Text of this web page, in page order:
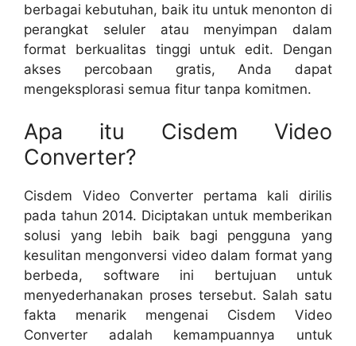
berbagai kebutuhan, baik itu untuk menonton di
perangkat seluler atau menyimpan dalam
format berkualitas tinggi untuk edit. Dengan
akses percobaan gratis, Anda dapat
mengeksplorasi semua fitur tanpa komitmen.
Apa itu Cisdem Video
Converter?
Cisdem Video Converter pertama kali dirilis
pada tahun 2014. Diciptakan untuk memberikan
solusi yang lebih baik bagi pengguna yang
kesulitan mengonversi video dalam format yang
berbeda, software ini bertujuan untuk
menyederhanakan proses tersebut. Salah satu
fakta menarik mengenai Cisdem Video
Converter adalah kemampuannya untuk